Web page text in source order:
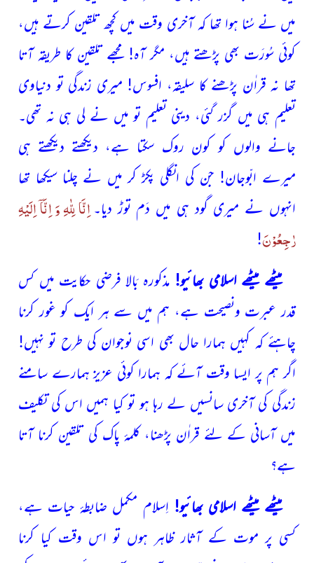
میں نے سُنا ہوا تھا کہ آخری وقت میں کچھ تلقین کرتے ہیں،
کوئی سُورَت بھی پڑھتے ہیں، مگر آہ! مجھے تلقین کا طریقہ آتا
تھا نہ قراٰن پڑھنے کا سلیقہ، افسوس! میری زندگی تو دنیاوی
تعلیم ہی میں گزر گئی، دینی تعلیم تو میں نے لی ہی نہ تھی۔
جانے والوں کو کون روک سکتا ہے، دیکھتے دیکھتے ہی
میرے ابّوجان! جن کی انگلی پکڑ کر میں نے چلنا سیکھا تھا
انہوں نے میری گود ہی میں دَم توڑ دیا۔ اِنَّا لِلّٰهِ وَ اِنَّاۤ اِلَیْهِ
رٰجِعُوْنَ!
میٹھے میٹھے اسلامی بھائیو! مذکورہ بَالا فرضی حکایت میں کس
قدر عبرت ونصیحت ہے، ہم میں سے ہر ایک کو غور کرنا
چاہئےکہ کہیں ہمارا حال بھی اسی نوجوان کی طرح تو نہیں!
اگر ہم پر ایسا وقت آئے کہ ہمارا کوئی عزیز ہمارے سامنے
زندگی کی آخری سانسیں لے رہا ہو تو کیا ہمیں اس کی تکلیف
میں آسانی کے لئے قراٰن پڑھنا، کلمۂ پاک کی تلقین کرنا آتا
ہے؟
میٹھے میٹھے اسلامی بھائیو! اِسلام مکمل ضابطۂ حیات ہے،
کسی پر موت کے آثار ظاہر ہوں تو اس وقت کیا کرنا